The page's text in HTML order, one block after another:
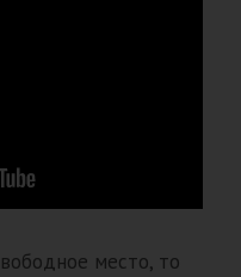
место, то